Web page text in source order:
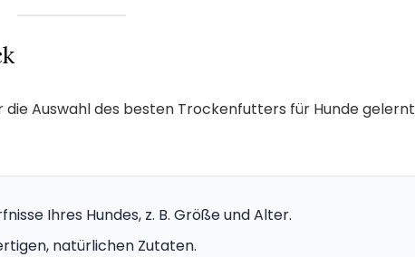
die Auswahl des besten Trockenfutters für Hunde gelernt
Ihres Hundes, z. B. Größe und Alter.
natürlichen Zutaten.